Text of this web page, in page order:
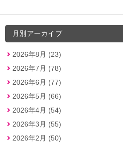
月別アーカイブ
2026年8月 (23)
2026年7月 (78)
2026年6月 (77)
2026年5月 (66)
2026年4月 (54)
2026年3月 (55)
2026年2月 (50)